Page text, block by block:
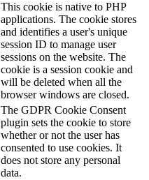
This cookie is native to PHP
applications. The cookie stores
and identifies a user's unique
session ID to manage user
sessions on the website. The
cookie is a session cookie and
will be deleted when all the
browser windows are closed.
The GDPR Cookie Consent
plugin sets the cookie to store
whether or not the user has
consented to use cookies. It
does not store any personal
data.